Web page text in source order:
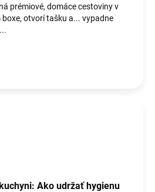
prémiové, domáce cestoviny v
otvorí tašku a... vypadne
Ako udržať hygienu